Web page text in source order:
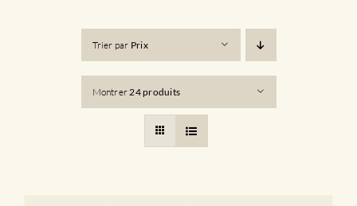
Trier par Prix
Montrer24 produits